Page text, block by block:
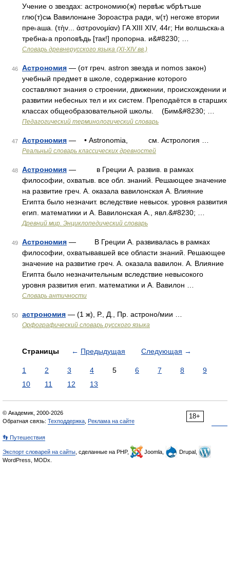
Учение о звездах: астрономию(ж) первѣѥ ѡбрѣтъше
глю(т)сѩ Вавилонѩне Зороастра ради, ѡ(т) негоже втории
пре˫аша. (τὴν... ἀστρονομίαν) ΓΑ XIII XIV, 44г; Ни волшьска˫а
требна˫а проповѣдь [так!] пропорна. и&#8230; …
Словарь древнерусского языка (XI-XIV вв.)
46 Астрономия — (от греч. astron звезда и nomos закон)
учебный предмет в школе, содержание которого
составляют знания о строении, движении, происхождении и
развитии небесных тел и их систем. Преподаётся в старших
классах общеобразовательной школы. (Бим&#8230; …
Педагогический терминологический словарь
47 Астрономия — • Astronomia, см. Астрология …
Реальный словарь классических древностей
48 Астрономия — в Греции А. развив. в рамках
философии, охватыв. все обл. знаний. Решающее значение
на развитие греч. А. оказала вавилонская А. Влияние
Египта было незначит. вследствие невысок. уровня развития
егип. математики и А. Вавилонская А., явл.&#8230; …
Древний мир. Энциклопедический словарь
49 Астрономия — В Греции А. развивалась в рамках
философии, охватывавшей все области знаний. Решающее
значение на развитие греч. А. оказала вавилон. А. Влияние
Египта было незначительным вследствие невысокого
уровня развития егип. математики и А. Вавилон …
Словарь античности
50 астрономия — (1 ж), Р., Д., Пр. астроно/мии …
Орфографический словарь русского языка
Страницы ← Предыдущая Следующая →
1 2 3 4 5 6 7 8
9
10
11 12 13
18+
© Академик, 2000-2026
Обратная связь: Техподдержка Реклама на сайте
👣 Путешествия
Экспорт словарей на сайты , сделанные на PHP, Joomla,
Drupal,
WordPress, MODx.